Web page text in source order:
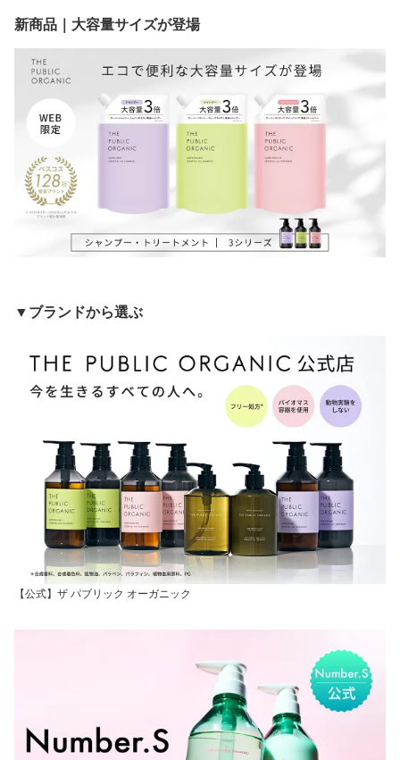
新商品｜大容量サイズが登場
▼ブランドから選ぶ
【公式】ザ パブリック オーガニック